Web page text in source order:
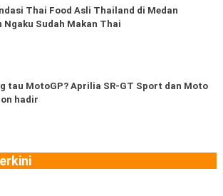
Thai Food Asli Thailand di Medan
Ngaku Sudah Makan Thai
tau MotoGP? Aprilia SR-GT Sport dan Moto
hadir